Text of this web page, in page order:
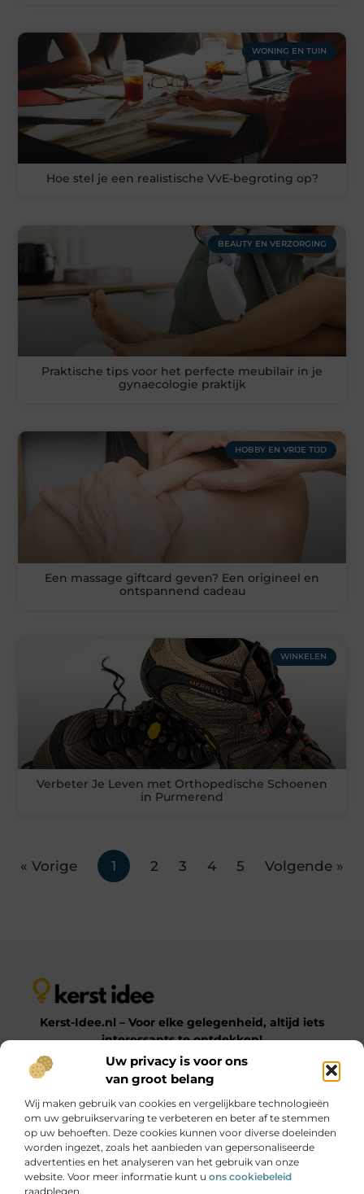
Uw privacy is voor ons
van groot belang
Wij maken gebruik van cookies en vergelijkbare technologieën
om uw gebruikservaring te verbeteren en beter af te stemmen
op uw behoeften. Deze cookies kunnen voor diverse doeleinden
worden ingezet, zoals het aanbieden van gepersonaliseerde
advertenties en het analyseren van het gebruik van onze
website. Voor meer informatie kunt u ons cookiebeleid
raadplegen.
WONING EN TUIN
Hoe stel je een realistische VvE-begroting op?
BEAUTY EN VERZORGING
Praktische tips voor het perfecte meubilair in je
gynaecologie praktijk
HOBBY EN VRIJE TIJD
Een massage giftcard geven? Een origineel en
ontspannend cadeau
WINKELEN
Verbeter Je Leven met Orthopedische Schoenen
in Purmerend
« Vorige 1 2 3 4 5 Volgende »
Kerst-Idee.nl – Voor elke gelegenheid, altijd iets
interessants te ontdekken!
Op Kerst-Idee.nl vind je een gevarieerde verzameling
blogs en artikelen over uiteenlopende onderwerpen.
Van praktische tips tot inspirerende ideeën – laat je
verrassen door onze diverse en informatieve content!
Onze informatie